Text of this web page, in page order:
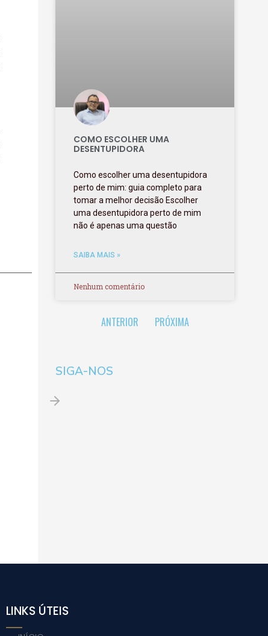
COMO ESCOLHER UMA
DESENTUPIDORA
Como escolher uma desentupidora
perto de mim: guia completo para
tomar a melhor decisão Escolher
uma desentupidora perto de mim
não é apenas uma questão
SAIBA MAIS »
Nenhum comentário
ANTERIOR PRÓXIMA
SIGA-NOS
LINKS ÚTEIS